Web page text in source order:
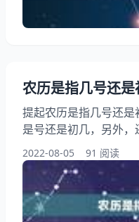
年4月13阴历转换阳历
农历是指几号还
提起农历是指几号还
是号还是初几，另外
阴历，农历，公历到底
号分别属于什么历？
事？其实农历是初几
是号还是初几，希望
还是初几 1、农历是号
2022-08-05 91 阅读